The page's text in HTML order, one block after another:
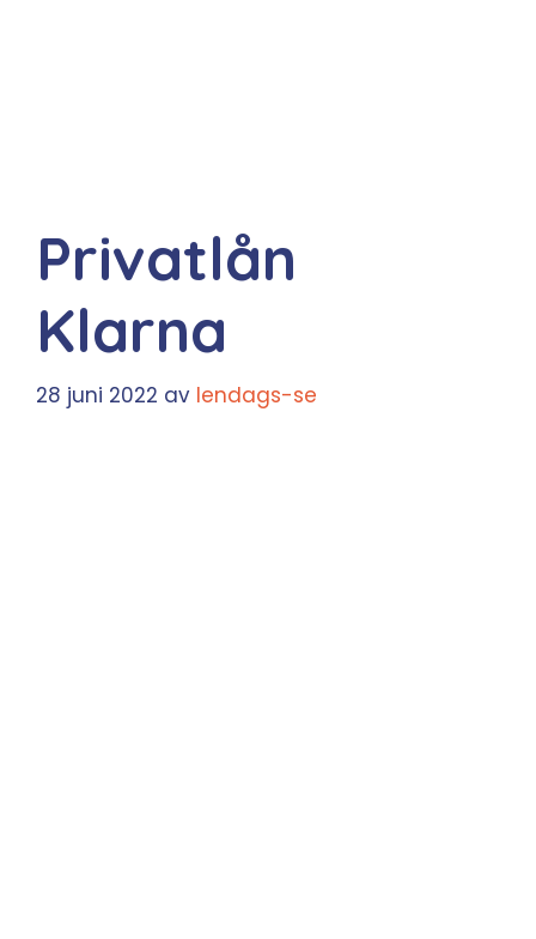
Privatlån
Klarna
28 juni 2022 av lendags-se